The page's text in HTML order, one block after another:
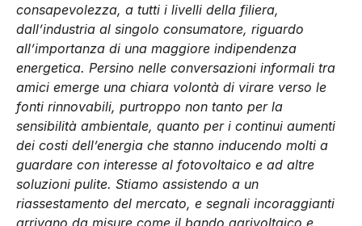
consapevolezza, a tutti i livelli della filiera,
dall’industria al singolo consumatore, riguardo
all’importanza di una maggiore indipendenza
energetica. Persino nelle conversazioni informali tra
amici emerge una chiara volontà di virare verso le
fonti rinnovabili, purtroppo non tanto per la
sensibilità ambientale, quanto per i continui aumenti
dei costi dell’energia che stanno inducendo molti a
guardare con interesse al fotovoltaico e ad altre
soluzioni pulite. Stiamo assistendo a un
riassestamento del mercato, e segnali incoraggianti
arrivano da misure come il bando agrivoltaico e